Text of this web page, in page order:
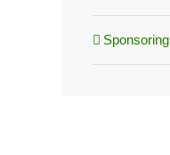
Sponsoring